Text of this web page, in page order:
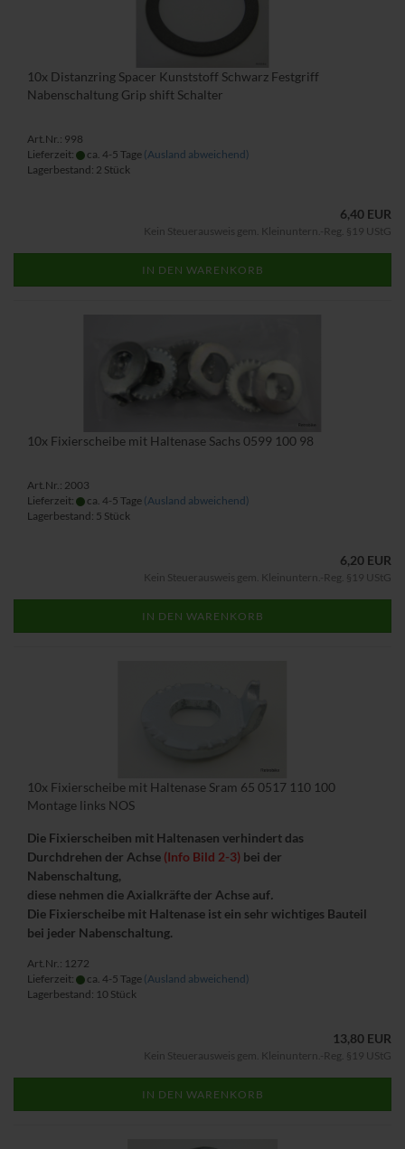
10x Distanzring Spacer Kunststoff Schwarz Festgriff
Nabenschaltung Grip shift Schalter
Art.Nr.: 998
Lieferzeit:
ca. 4-5 Tage (Ausland abweichend)
Lagerbestand: 2 Stück
6,40 EUR
Kein Steuerausweis gem. Kleinuntern.-Reg. §19 UStG
IN DEN WARENKORB
10x Fixierscheibe mit Haltenase Sachs 0599 100 98
Art.Nr.: 2003
Lieferzeit:
ca. 4-5 Tage (Ausland abweichend)
Lagerbestand: 5 Stück
6,20 EUR
Kein Steuerausweis gem. Kleinuntern.-Reg. §19 UStG
IN DEN WARENKORB
10x Fixierscheibe mit Haltenase Sram 65 0517 110 100
Montage links NOS
Die Fixierscheiben mit Haltenasen verhindert das
Durchdrehen der Achse (Info Bild 2-3) bei der
Nabenschaltung,
diese nehmen die Axialkräfte der Achse auf.
Die Fixierscheibe mit Haltenase ist ein sehr wichtiges Bauteil
bei jeder Nabenschaltung.
Art.Nr.: 1272
Lieferzeit:
ca. 4-5 Tage (Ausland abweichend)
Lagerbestand: 10 Stück
13,80 EUR
Kein Steuerausweis gem. Kleinuntern.-Reg. §19 UStG
IN DEN WARENKORB